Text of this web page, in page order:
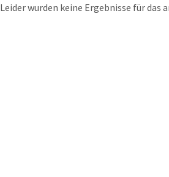
Leider wurden keine Ergebnisse für das